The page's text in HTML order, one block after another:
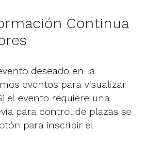
Continua
deseado en la
eventos para visualizar
el evento requiere una
para control de plazas se
para inscribir el